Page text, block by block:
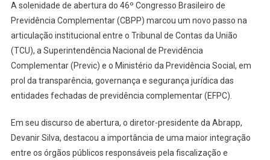
A solenidade de abertura do 46º Congresso Brasileiro de
Previdência Complementar (CBPP) marcou um novo passo na
articulação institucional entre o Tribunal de Contas da União
(TCU), a Superintendência Nacional de Previdência
Complementar (Previc) e o Ministério da Previdência Social, em
prol da transparência, governança e segurança jurídica das
entidades fechadas de previdência complementar (EFPC).
Em seu discurso de abertura, o diretor-presidente da Abrapp,
Devanir Silva, destacou a importância de uma maior integração
entre os órgãos públicos responsáveis pela fiscalização e